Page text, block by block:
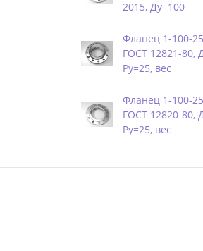
2015, Ду=100
Фланец 1-100-
ГОСТ 12821-80,
Ру=25, вес
Фланец 1-100-
ГОСТ 12820-80,
Ру=25, вес